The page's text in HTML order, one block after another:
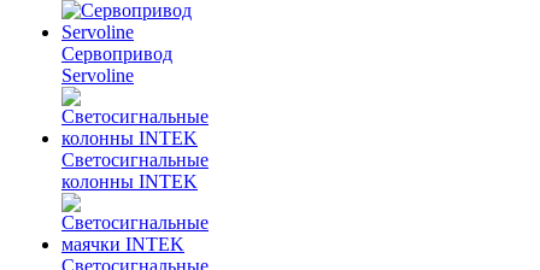
Сервопривод
Servoline
Светосигнальные
колонны INTEK
Светосигнальные